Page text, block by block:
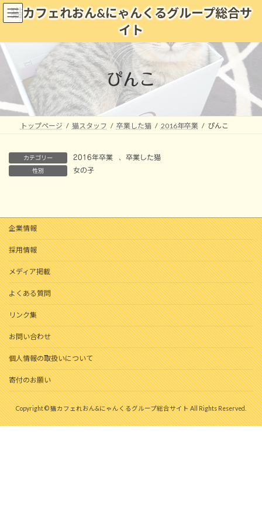
コ
ン
ン
ツ
へ
ッ
プ
ナ
ビ
ー
シ
ョ
移
動
猫カフェれおん&にゃんくるグループ総合サ
イト
ぴんこ
トップページ 猫スタッフ 卒業した猫 2016年卒業 ぴんこ
カテゴリー 2016年卒業 卒業した猫
性別 女の子
企業情報
採用情報
メディア掲載
よくある質問
リンク集
お問い合わせ
個人情報の取扱いについて
寄付のお願い
Copyright © 猫カフェれおん&にゃんくるグループ総合サイト All Rights Reserved.